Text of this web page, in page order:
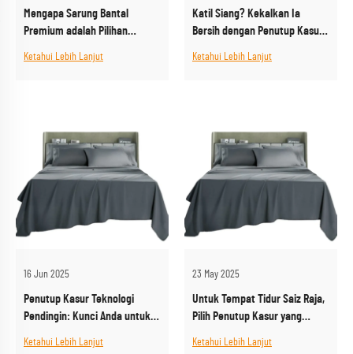
Mengapa Sarung Bantal
Premium adalah Pilihan
dan Praktikal
Ketahui Lebih Lanjut
Katil Siang? Kekalkan Ia
Bersih dengan Penutup Kasur
Ketahui Lebih Lanjut
16 Jun 2025
Penutup Kasur Teknologi
Pendingin: Kunci Anda untuk
Ketahui Lebih Lanjut
23 May 2025
Untuk Tempat Tidur Saiz Raja,
Pilih Penutup Kasur yang
Ketahui Lebih Lanjut